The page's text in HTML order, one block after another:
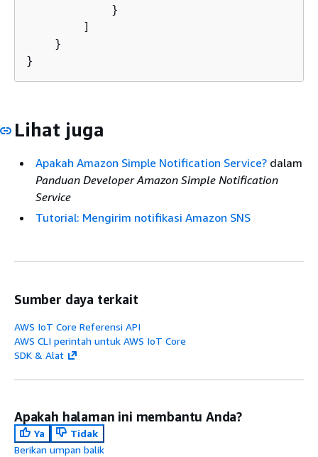
            }
        ]
    }
}
Lihat juga
Apakah Amazon Simple Notification Service? dalam
Panduan Developer Amazon Simple Notification
Service
Tutorial: Mengirim notifikasi Amazon SNS
Sumber daya terkait
AWS IoT Core Referensi API
AWS CLI perintah untuk AWS IoT Core
SDK & Alat
Apakah halaman ini membantu Anda?
Ya
Tidak
Berikan umpan balik